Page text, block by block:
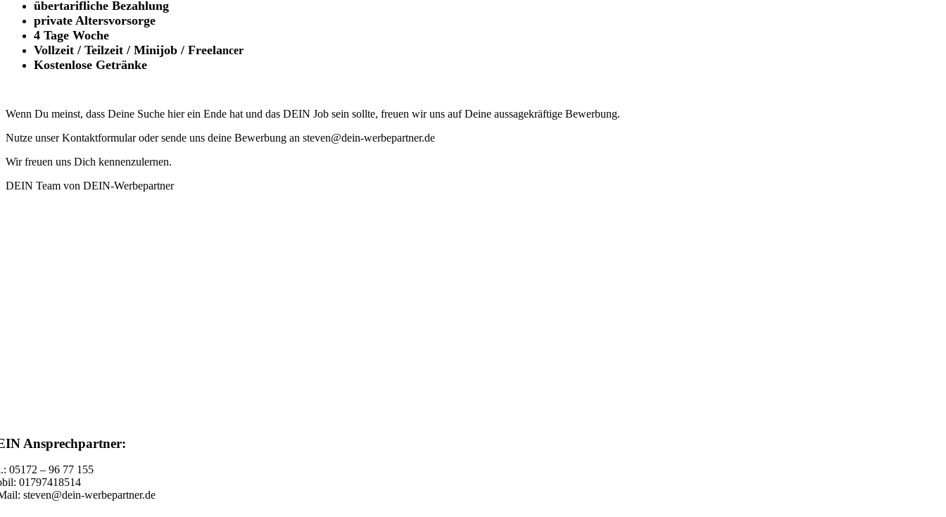
übertarifliche Bezahlung
private Altersvorsorge
4 Tage Woche
Vollzeit / Teilzeit / Minijob / Freelancer
Kostenlose Getränke
Wenn Du meinst, dass Deine Suche hier ein Ende hat und das DEIN Job sein sollte, freuen wir uns auf Deine aussagekräftige Bewerbung.
Nutze unser Kontaktformular oder sende uns deine Bewerbung an steven@dein-werbepartner.de
Wir freuen uns Dich kennenzulernen.
DEIN Team von DEIN-Werbepartner
Ansprechpartner:
05172 – 96 77 155
01797418514
steven@dein-werbepartner.de